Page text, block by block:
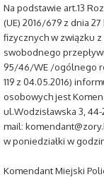
Na podstawie art.13
(UE) 2016/679 z dnia
fizycznych w związku
swobodnego
95/46/WE /ogólnego
119 z 04.05.2016)
osobowych jest
ul.Wodzisławska 3,
mail:
w poniedziałki w
Komendant Miejski